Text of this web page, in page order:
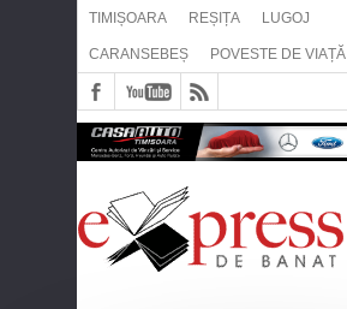
TIMIȘOARA REȘIȚA LUGOJ
CARANSEBEȘ POVESTE DE VIAȚĂ